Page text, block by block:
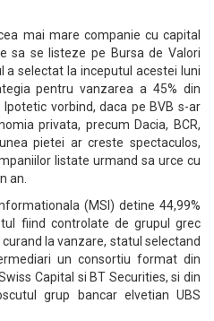
mai mare companie cu capital
sa se listeze pe Bursa de Valori
a selectat la inceputul acestei luni
pentru vanzarea a 45% din
vorbind, daca pe BVB s-ar
privata, precum Dacia, BCR,
pietei ar creste spectaculos,
listate urmand sa urce cu
an.
(MSI) detine 44,99%
fiind controlate de grupul grec
la vanzare, statul selectand
un consortiu format din
Capital si BT Securities, si din
grup bancar elvetian UBS